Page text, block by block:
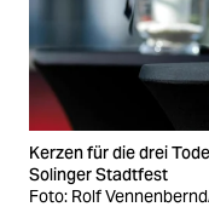
veranstaltungen
shop
fragen & hilfe
unterstützen
Kerzen für die drei
Solinger Stadtfest
Foto: Rolf